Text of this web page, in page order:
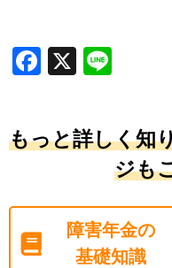
Facebook
X
もっと詳しく知
ジも
障害年金の
基礎知識